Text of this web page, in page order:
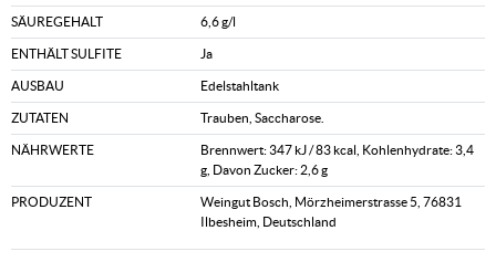
SÄUREGEHALT 6,6 g/l
ENTHÄLT SULFITE Ja
AUSBAU Edelstahltank
ZUTATEN Trauben, Saccharose.
NÄHRWERTE
Brennwert: 347 kJ / 83 kcal, Kohlenhydrate: 3,4
g, Davon Zucker: 2,6 g
PRODUZENT
Weingut Bosch, Mörzheimerstrasse 5, 76831
Ilbesheim, Deutschland